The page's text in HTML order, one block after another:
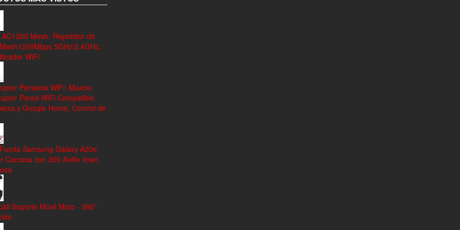
Mesh- Repetidor de
5GHz/2.4GHz,
WiFi
Persiana WiFi, Maxcio
Pared WiFi Compatible
y Google Home, Control de
Samsung Galaxy A20e
Carcasa con 360 Anillo iman,
Soporte Móvil Moto - 360°